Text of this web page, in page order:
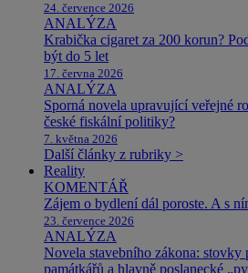
24. července 2026
ANALÝZA
Krabička cigaret za 200 korun?
být do 5 let
17. června 2026
ANALÝZA
Sporná novela upravující veřejné
české fiskální politiky?
7. května 2026
Další články z rubriky >
Reality
KOMENTÁŘ
Zájem o bydlení dál poroste. A s
23. července 2026
ANALÝZA
Novela stavebního zákona: stovky
památkářů a hlavně poslanecké